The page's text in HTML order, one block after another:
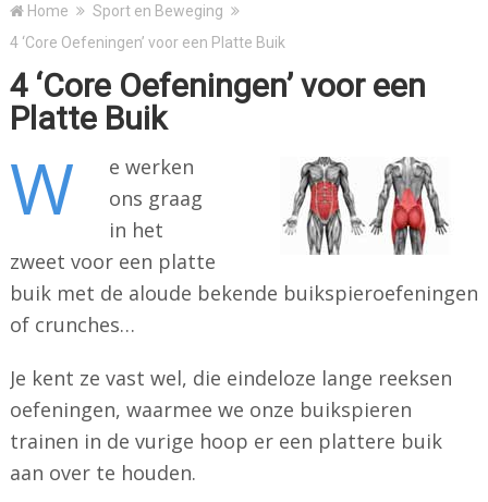
Home
Sport en Beweging
4 ‘Core Oefeningen’ voor een Platte Buik
4 ‘Core Oefeningen’ voor een
Platte Buik
W
e werken
ons graag
in het
zweet voor een platte
buik met de aloude bekende buikspieroefeningen
of crunches…
Je kent ze vast wel, die eindeloze lange reeksen
oefeningen, waarmee we onze buikspieren
trainen in de vurige hoop er een plattere buik
aan over te houden.